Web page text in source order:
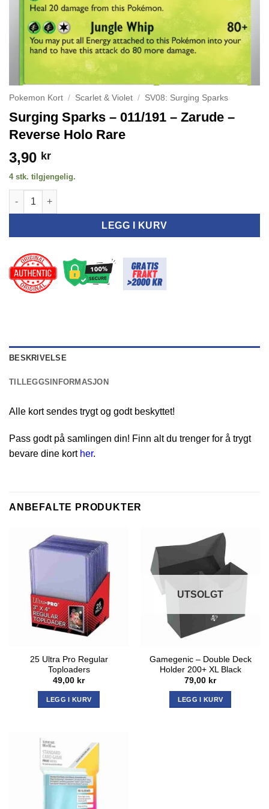
Pokemon Kort / Scarlet & Violet / SV08: Surging Sparks
Surging Sparks – 011/191 – Zarude –
Reverse Holo Rare
3,90 kr
4 stk. tilgjengelig.
Surging Sparks - 011/191 - Zarude - Reverse Holo Rare antall
LEGG I KURV
BESKRIVELSE
TILLEGGSINFORMASJON
Alle kort sendes trygt og godt beskyttet!
Pass godt på samlingen din! Finn alt du trenger for å trygt
bevare dine kort her.
ANBEFALTE PRODUKTER
25 Ultra Pro Regular
Toploaders
49,00 kr
LEGG I KURV
UTSOLGT
Gamegenic – Double Deck
Holder 200+ XL Black
79,00 kr
LEGG I KURV